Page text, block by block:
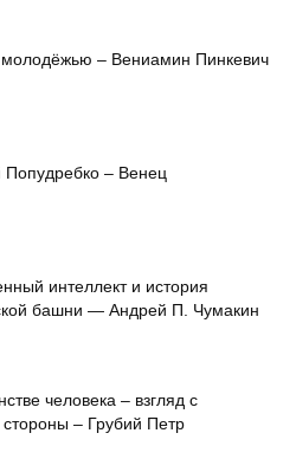
молодёжью – Вениамин Пинкевич
Попудребко – Венец
интеллект и история
башни — Андрей П. Чумакин
человека – взгляд с
стороны – Грубий Петр